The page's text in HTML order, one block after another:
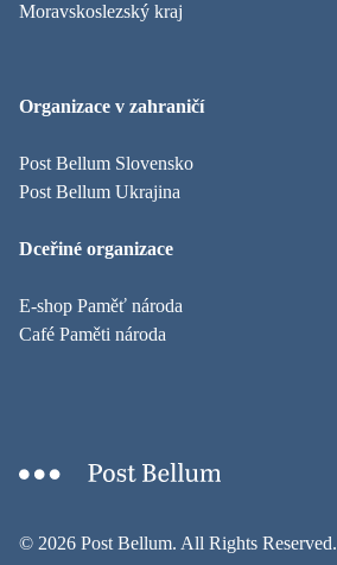
Moravskoslezský kraj
Organizace v zahraničí
Post Bellum Slovensko
Post Bellum Ukrajina
Dceřiné organizace
E-shop Paměť národa
Café Paměti národa
© 2026 Post Bellum. All Rights Reserved.